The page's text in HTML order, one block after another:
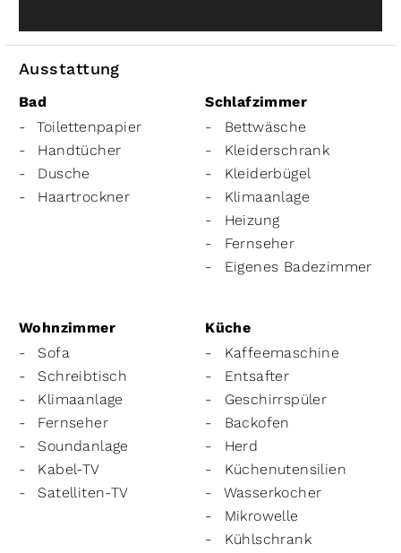
Ausstattung
Bad
Toilettenpapier
Handtücher
Dusche
Haartrockner
Schlafzimmer
Bettwäsche
Kleiderschrank
Kleiderbügel
Klimaanlage
Heizung
Fernseher
Eigenes Badezimmer
Wohnzimmer
Sofa
Schreibtisch
Klimaanlage
Fernseher
Soundanlage
Kabel-TV
Satelliten-TV
Küche
Kaffeemaschine
Entsafter
Geschirrspüler
Backofen
Herd
Küchenutensilien
Wasserkocher
Mikrowelle
Kühlschrank